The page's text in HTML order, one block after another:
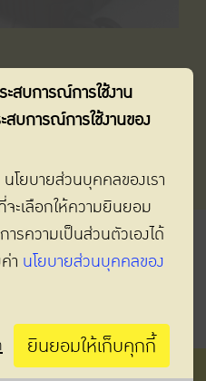
(ประเทศไทย) จำกัด (มหาชน)
สบการณ์การใช้งาน
สบการณ์การใช้งานของ
ยบายส่วนบุคคลของเรา
ะเลือกให้ความยินยอม
รความเป็นส่วนตัวเองได้
า นโยบายส่วนบุคคลของ
ยินยอมให้เก็บคุกกี้